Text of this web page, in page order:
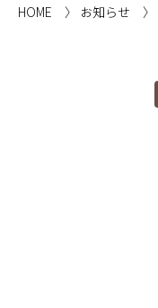
HOME 〉 お知らせ 〉